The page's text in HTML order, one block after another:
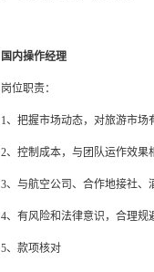
国内操作经理
岗位职责：
1、把握市场动态，对旅游市场
2、控制成本，与团队运作效果
3、与航空公司、合作地接社、
4、有风险和法律意识，合理
5、款项核对